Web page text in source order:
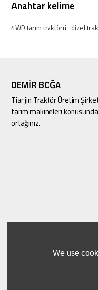
Anahtar kelime
4WD tarım traktörü dizel
DEMİR BOĞA
Tianjin Traktör Üretim
tarım makineleri
ortağınız.
We use